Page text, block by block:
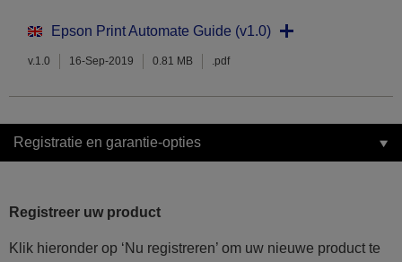
Epson Print Automate Guide (v1.0)
v.1.0 16-Sep-2019 0.81 MB .pdf
Registratie en garantie-opties
Registreer uw product
Klik hieronder op ‘Nu registreren’ om uw nieuwe product te